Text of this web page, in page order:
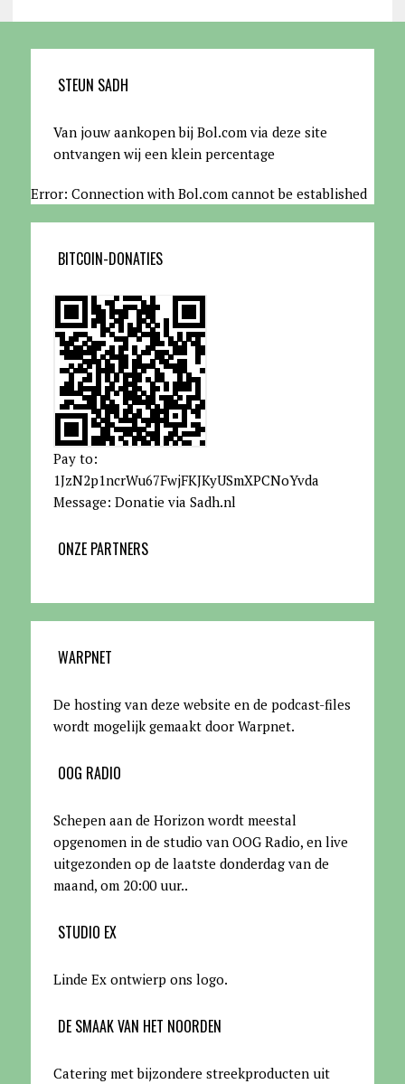
STEUN SADH
Van jouw aankopen bij Bol.com via deze site
ontvangen wij een klein percentage
Error: Connection with Bol.com cannot be established
BITCOIN-DONATIES
Pay to:
1JzN2p1ncrWu67FwjFKJKyUSmXPCNoYvda
Message: Donatie via Sadh.nl
ONZE PARTNERS
WARPNET
De hosting van deze website en de podcast-files
wordt mogelijk gemaakt door Warpnet.
OOG RADIO
Schepen aan de Horizon wordt meestal
opgenomen in de studio van OOG Radio, en live
uitgezonden op de laatste donderdag van de
maand, om 20:00 uur..
STUDIO EX
Linde Ex ontwierp ons logo.
DE SMAAK VAN HET NOORDEN
Catering met bijzondere streekproducten uit